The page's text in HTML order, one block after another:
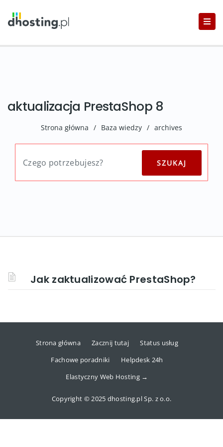
aktualizacja PrestaShop 8
Strona główna / Baza wiedzy / archives
Jak zaktualizować PrestaShop?
Strona główna Zacznij tutaj
Status usług
Fachowe poradniki
Helpdesk 24h
Elastyczny Web Hosting →
Copyright © 2025 dhosting.pl Sp. z o.o.